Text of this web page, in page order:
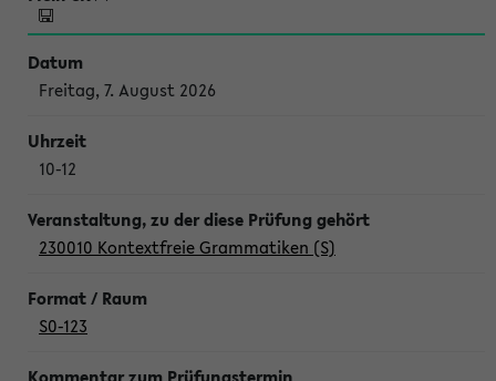
Freitag, 7. August 2026
10-12
230010 Kontextfreie Grammatiken (S)
S0-123